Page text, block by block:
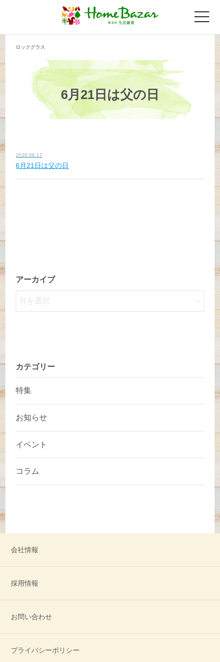
toggle
ロックグラス
6月21日は父の日
2026.06.17
6月21日は父の日
アーカイブ
カテゴリー
特集
お知らせ
イベント
コラム
会社情報
採用情報
お問い合わせ
プライバシーポリシー